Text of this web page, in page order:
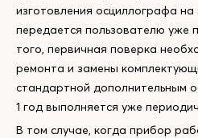
изготовления осциллографа
передается пользователю уже
того, первичная поверка
ремонта и замены
стандартной дополнительным
1 год выполняется уже
В том случае, когда прибор